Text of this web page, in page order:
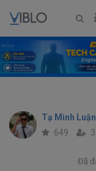
Tạ Minh Luận
649
Đã